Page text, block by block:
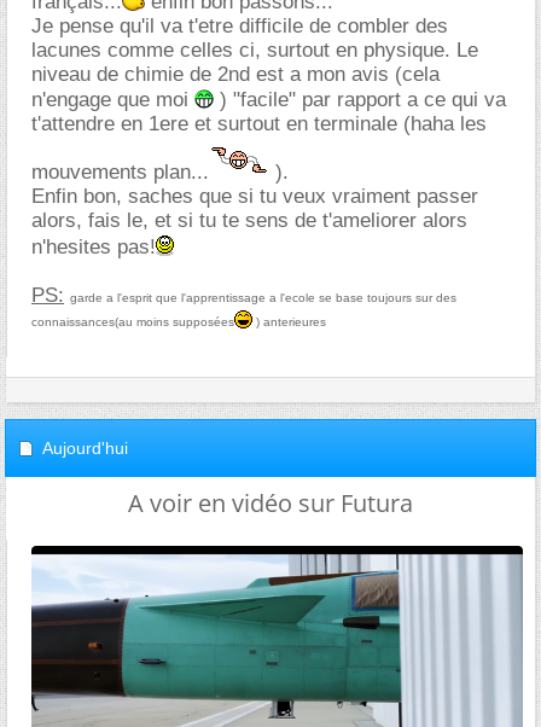
Je pense qu'il va t'etre difficile de combler des
lacunes comme celles ci, surtout en physique. Le
niveau de chimie de 2nd est a mon avis (cela
n'engage que moi
) "facile" par rapport a ce qui va
t'attendre en 1ere et surtout en terminale (haha les
mouvements plan...
).
Enfin bon, saches que si tu veux vraiment passer
alors, fais le, et si tu te sens de t'ameliorer alors
n'hesites pas!
PS: garde a l'esprit que l'apprentissage a l'ecole se base toujours sur des
connaissances(au moins supposées
) anterieures
Aujourd'hui
A voir en vidéo sur Futura